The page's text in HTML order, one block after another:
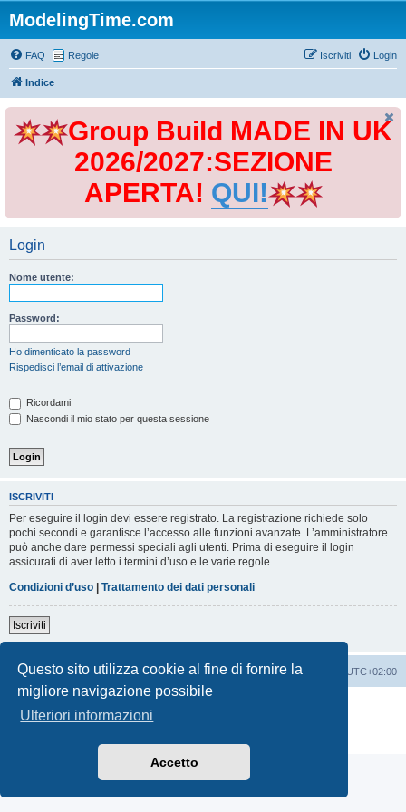
Questo sito utilizza cookie al fine di fornire la
migliore navigazione possibile
Ulteriori informazioni
Accetto
ModelingTime.com
FAQ Regole Login
Iscriviti
Indice
Group Build MADE IN UK
2026/2027:SEZIONE
APERTA! QUI!
Login
Nome utente:
Password:
Ho dimenticato la password
Rispedisci l’email di attivazione
Ricordami
Nascondi il mio stato per questa sessione
ISCRIVITI
Per eseguire il login devi essere registrato. La registrazione richiede solo
pochi secondi e garantisce l’accesso alle funzioni avanzate. L’amministratore
può anche dare permessi speciali agli utenti. Prima di eseguire il login
assicurati di aver letto i termini d’uso e le varie regole.
Condizioni d’uso | Trattamento dei dati personali
Iscriviti
Indice Tutti gli orari sono UTC+02:00
Cancella cookie
Contattaci
Traduzione Italiana